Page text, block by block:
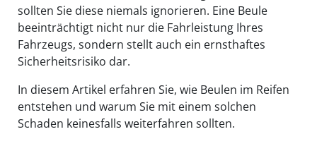
sollten Sie diese niemals ignorieren. Eine Beule
beeinträchtigt nicht nur die Fahrleistung Ihres
Fahrzeugs, sondern stellt auch ein ernsthaftes
Sicherheitsrisiko dar.
In diesem Artikel erfahren Sie, wie Beulen im Reifen
entstehen und warum Sie mit einem solchen
Schaden keinesfalls weiterfahren sollten.